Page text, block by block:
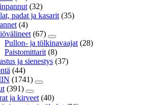
(32)
padat ja kasarit (35)
(4)
(67)
Pullon- ja tölkinavaajat (28)
Paistomittarit (8)
ja sienestys (37)
(44)
(1741)
(391)
ja kirveet (40)